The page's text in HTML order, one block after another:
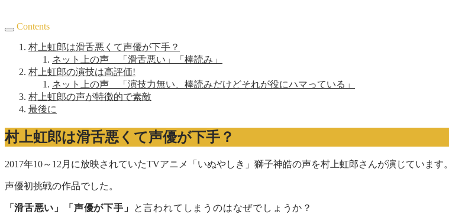
Contents
村上虹郎は滑舌悪くて声優が下手？
ネット上の声 「滑舌悪い」「棒読み」
村上虹郎の演技は高評価!
ネット上の声 「演技力無い、棒読みだけどそれが役にハマっている」
村上虹郎の声が特徴的で素敵
最後に
村上虹郎は滑舌悪くて声優が下手？
2017年10～12月に放映されていたTVアニメ「いぬやしき」獅子神皓の声を村上虹郎さんが演じています。
声優初挑戦の作品でした。
「 滑舌悪い」「声優が下手」 と言われてしまうのはなぜでしょうか？